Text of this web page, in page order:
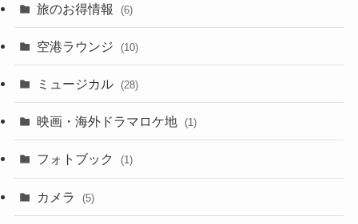
旅のお得情報 (6)
空港ラウンジ (10)
ミュージカル (28)
映画・海外ドラマロケ地 (1)
フォトブック (1)
カメラ (5)